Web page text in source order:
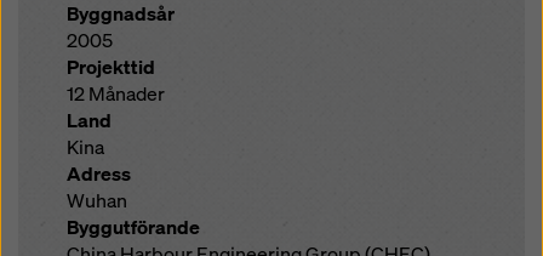
Byggnadsår
2005
Projekttid
12 Månader
Land
Kina
Adress
Wuhan
Byggutförande